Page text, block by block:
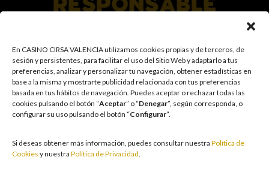
En CASINO CIRSA VALENCIA utilizamos cookies propias y de terceros, de
sesión y persistentes, para facilitar el uso del Sitio Web y adaptarlo a tus
preferencias, analizar y personalizar tu navegación, obtener estadísticas en
base a la misma y mostrarte publicidad relacionada con tus preferencias
basada en tus hábitos de navegación. Puedes aceptar o rechazar todas las
cookies pulsando el botón “Aceptar” o “Denegar”, según corresponda, o
configurar su uso pulsando el botón “Configurar”.
Si deseas obtener más información, puedes consultar nuestra Política de
Cookies y nuestra Política de Privacidad.
En el Grupo CIRSA promovemos una actitud responsable hacia el juego,
garantizando un entorno seguro y transparente para nuestros clientes y
facilitamos medidas e información para que el juego sea siempre diversión y
entretenimiento, sin utilizarse como vía para afrontar problemas económicos
o emocionales. El acceso está prohibido a menores de 18 años y a las
personas con acceso restringido conforme a los registros de prohibición y/o
autoexclusión que resulten aplicables. También trabajamos para reforzar una
cultura de prevención y concienciación sobre los posibles trastornos
las circunstancias individuales. Asimismo, desarrollamos y mejoramos de
forma continuada nuestra Cultura de Juego Responsable mediante la